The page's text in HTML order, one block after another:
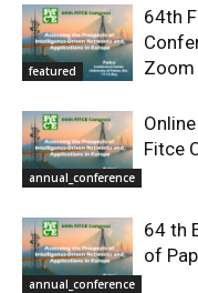
featured
64th
Zoom
annual_conference
Fitce
annual_conference
64 th
of